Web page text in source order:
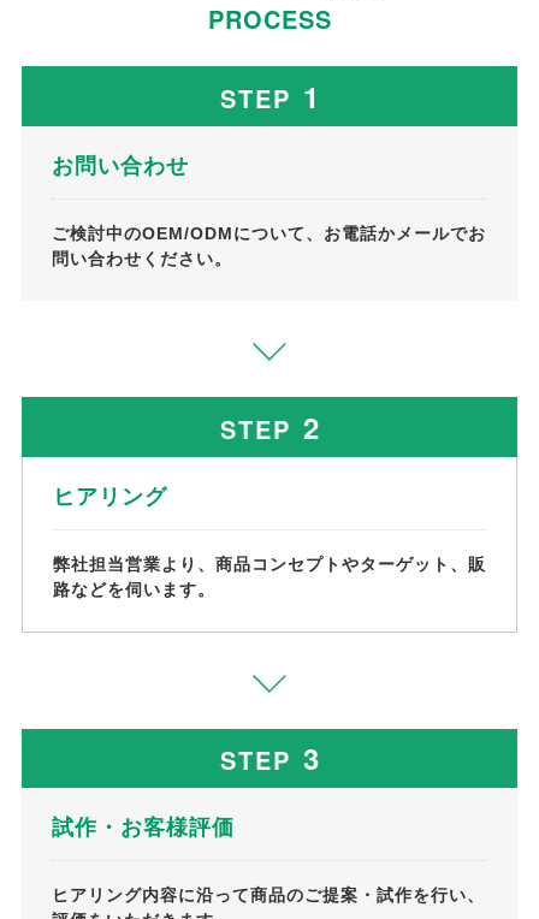
PROCESS
STEP 1
お問い合わせ
ご検討中のOEM/ODMについて、お電話かメールでお
問い合わせください。
STEP 2
ヒアリング
弊社担当営業より、商品コンセプトやターゲット、販
路などを伺います。
STEP 3
試作・お客様評価
ヒアリング内容に沿って商品のご提案・試作を行い、